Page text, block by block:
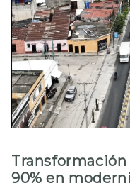
Transformación
90% en